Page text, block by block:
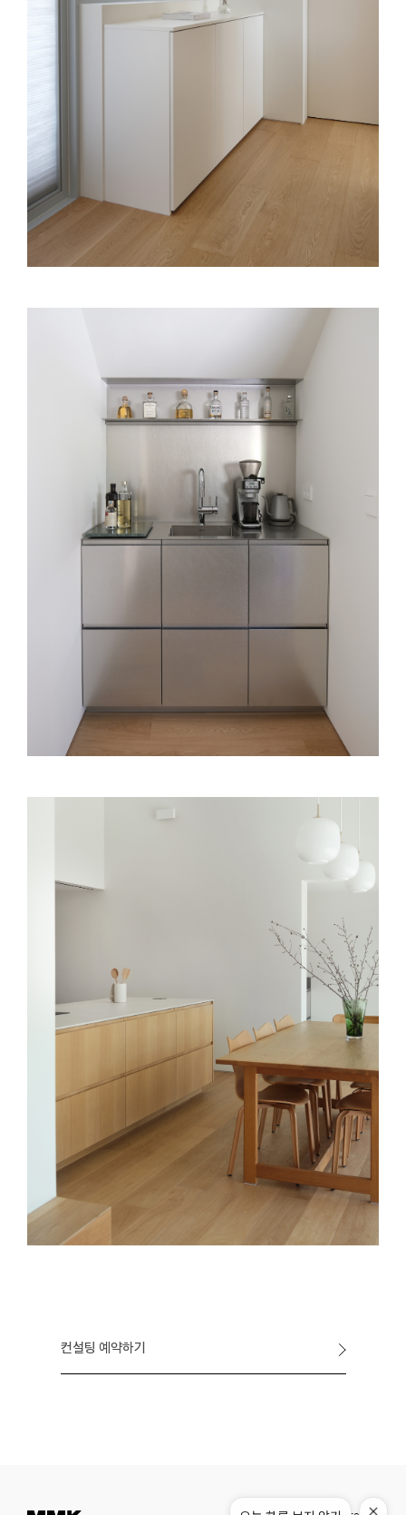
컨설팅 예약하기